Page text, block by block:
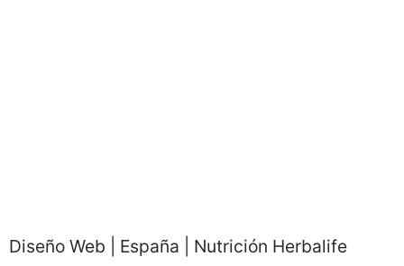
Diseño Web | España | Nutrición Herbalife